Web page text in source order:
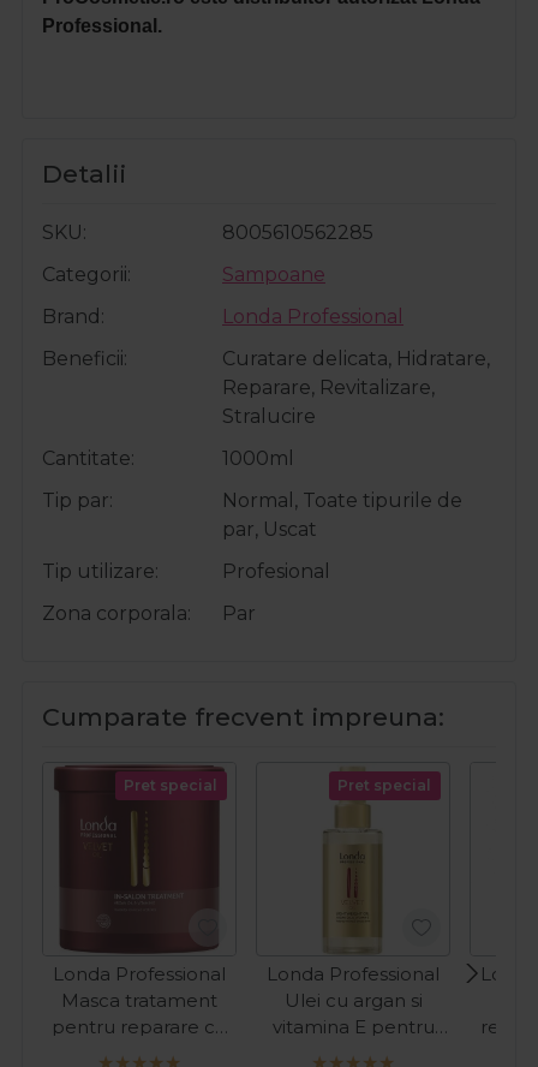
Professional.
Detalii
SKU
8005610562285
Categorii
Sampoane
Brand
Londa Professional
Beneficii
Curatare delicata, Hidratare,
Reparare, Revitalizare,
Stralucire
Cantitate
1000ml
Tip par
Normal, Toate tipurile de
par, Uscat
Tip utilizare
Profesional
Zona corporala
Par
Cumparate frecvent impreuna:
Pret special
Londa Professional
Masca tratament
pentru reparare cu
ulei de argan Velvet
Pret special
Londa Professional
Ulei cu argan si
vitamina E pentru
hidratarea parului